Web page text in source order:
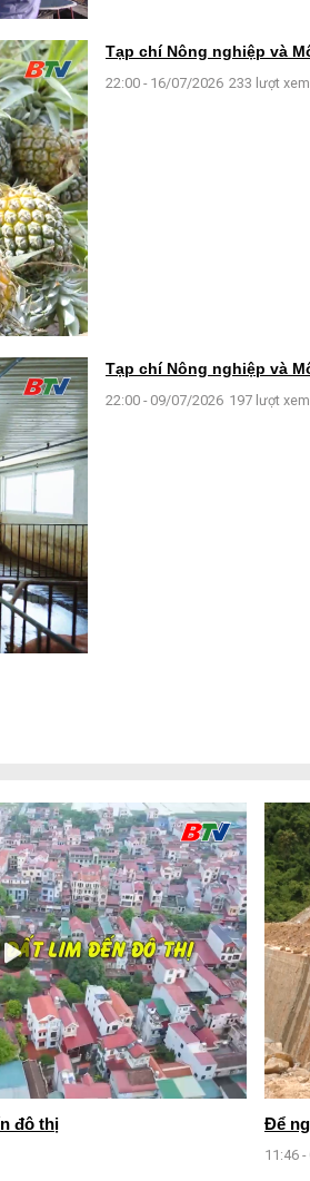
Tạp chí Nông nghiệp và
22:00 - 16/07/2026 233 lượt xem
Tạp chí Nông nghiệp và
22:00 - 09/07/2026 197 lượt xem
đô thị Để
11:46